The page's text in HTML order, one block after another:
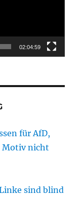
02:04:59
für AfD,
Motiv nicht
sind blind